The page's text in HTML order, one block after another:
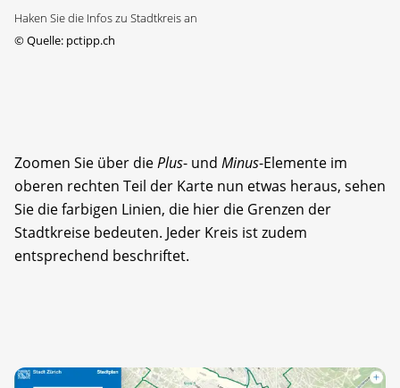
Haken Sie die Infos zu Stadtkreis an
©Quelle: pctipp.ch
Zoomen Sie über diePlus- und Minus-Elemente im
oberen rechten Teil der Karte nun etwas heraus, sehen
Sie die farbigen Linien, die hier die Grenzen der
Stadtkreise bedeuten. Jeder Kreis ist zudem
entsprechend beschriftet.